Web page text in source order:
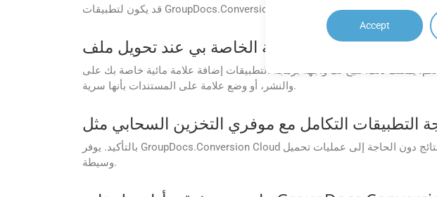
نعم، يمكنك ذلك. تتيح لك واجهة برمجة التطبيقات إضافة علامة مائية خاصة بك على ODP أثناء التحويل. إنها طريقة رائعة لإضافة علامتك التجارية، أو إضافة إشعارات حقوق الطبع
والنشر، أو وضع علامة على المستندات بأنها سرية.
بالتأكيد. يوفر GroupDocs.Conversion Cloud تكاملاً مدمجًا مع منصات التخزين السحابي الشهيرة، مما يسمح باسترداد الملفات مباشرة وحفظ النتائج دون الحاجة إلى عمليات تحميل
وسيطة.
Accept